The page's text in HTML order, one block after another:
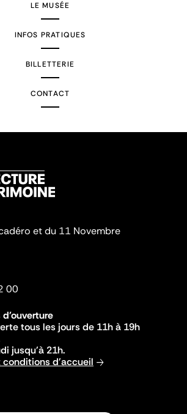
LE MUSÉE
INFOS PRATIQUES
BILLETTERIE
CONTACT
et du 11 Novembre
00
d'ouverture
tous les jours de 11h à 19h
jusqu'à 21h.
conditions d'accueil